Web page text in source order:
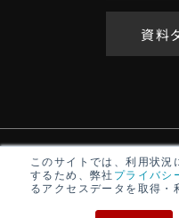
このサイトでは、利用状
するため、弊社 プライバシ
るアクセスデータを取得・
資料
アクセシビリティポリシー
サイトマップ
プライバシーポリシー